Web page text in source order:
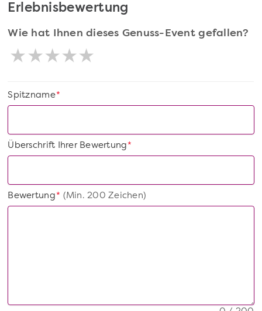
Erlebnisbewertung
Wie hat Ihnen dieses Genuss-Event gefallen?
*
Spitzname
*
Überschrift Ihrer Bewertung
*
Bewertung(Min. 200 Zeichen)